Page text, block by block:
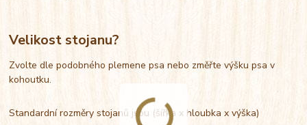
Velikost stojanu?
Zvolte dle podobného plemene psa nebo změřte výšku psa v
kohoutku.
Standardní rozměry stojanů jsou (šířka x hloubka x výška)